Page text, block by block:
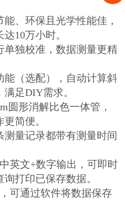
能、环保且光学性能佳，
10万小时。
单独校准，数据测量更精
能（选配），自动计算斜
足DIY需求。
圆形消解比色一体管，
简便。
测量记录都带有测量时间
英文+数字输出，可即时
打印已保存数据。
可通过软件将数据保存